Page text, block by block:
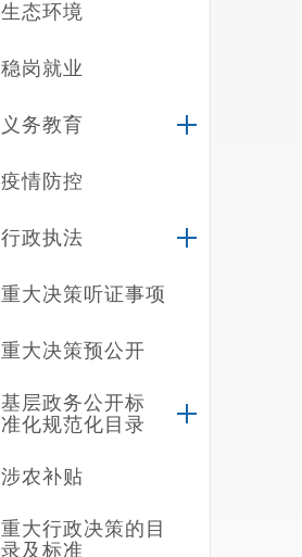
生态环境
稳岗就业
义务教育
疫情防控
行政执法
重大决策听证事项
重大决策预公开
基层政务公开标
准化规范化目录
涉农补贴
重大行政决策的目
录及标准